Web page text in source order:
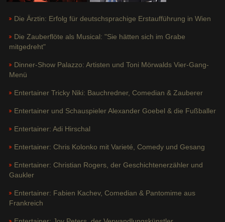
Die Ärztin: Erfolg für deutschsprachige Erstaufführung in Wien
Die Zauberflöte als Musical: "Sie hätten sich im Grabe
mitgedreht"
Dinner-Show Palazzo: Artisten und Toni Mörwalds Vier-Gang-
Menü
Entertainer Tricky Niki: Bauchredner, Comedian & Zauberer
Entertainer und Schauspieler Alexander Goebel & die Fußballer
Entertainer: Adi Hirschal
Entertainer: Chris Kolonko mit Varieté, Comedy und Gesang
Entertainer: Christian Rogers, der Geschichtenerzähler und
Gaukler
Entertainer: Fabien Kachev, Comedian & Pantomime aus
Frankreich